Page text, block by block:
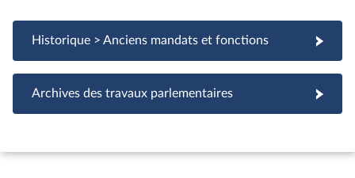
Historique > Anciens mandats et fonctions
Archives des travaux parlementaires